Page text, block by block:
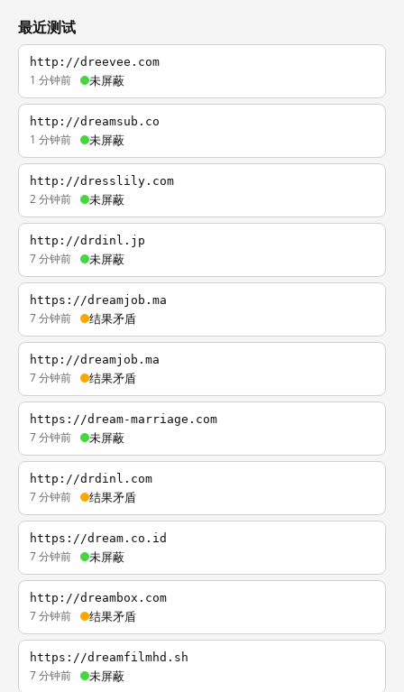
最近测试
http://dreevee.com
1 分钟前 未屏蔽
http://dreamsub.co
1 分钟前 未屏蔽
http://dresslily.com
2 分钟前 未屏蔽
http://drdinl.jp
7 分钟前 未屏蔽
https://dreamjob.ma
7 分钟前 结果矛盾
http://dreamjob.ma
7 分钟前 结果矛盾
https://dream-marriage.com
7 分钟前 未屏蔽
http://drdinl.com
7 分钟前 结果矛盾
https://dream.co.id
7 分钟前 未屏蔽
http://dreambox.com
7 分钟前 结果矛盾
https://dreamfilmhd.sh
7 分钟前 未屏蔽